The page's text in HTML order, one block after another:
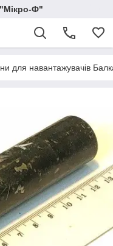
Ф"
для навантажувачів